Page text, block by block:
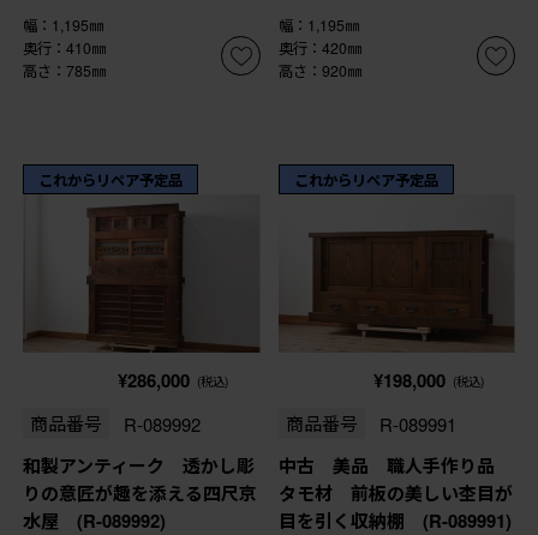
幅：1,195㎜
奥行：410㎜
高さ：785㎜
幅：1,195㎜
奥行：420㎜
高さ：920㎜
これからリペア予定品
¥286,000 (税込)
商品番号 R-089992
和製アンティーク 透かし彫
りの意匠が趣を添える四尺京
水屋 (R-089992)
これからリペア予定品
¥198,000 (税込)
商品番号 R-089991
中古 美品 職人手作り品
タモ材 前板の美しい杢目が
目を引く収納棚 (R-089991)